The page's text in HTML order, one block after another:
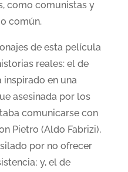
como comunistas y
común.
de esta película
reales: el de
inspirado en una
asesinada por los
comunicarse con
Pietro (Aldo Fabrizi),
por no ofrecer
y, el de